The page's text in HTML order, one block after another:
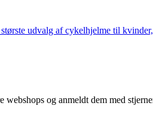
udvalg af cykelhjelme til
webshops og anmeldt dem med